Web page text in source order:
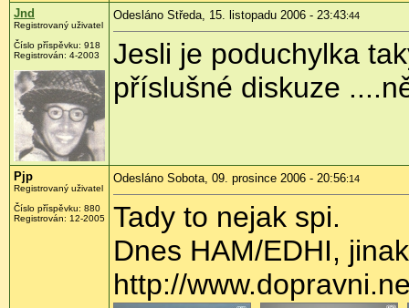
Jnd
Registrovaný uživatel
Číslo příspěvku: 918
Registrován: 4-2003
Odesláno Středa, 15. listopadu 2006 - 23:43:44
Jesli je poduchylka
příslušné diskuze
Pjp
Registrovaný uživatel
Číslo příspěvku: 880
Registrován: 12-2005
Odesláno Sobota, 09. prosince 2006 - 20:56:14
Tady to nejak spi.
Dnes HAM/EDHI,
http://